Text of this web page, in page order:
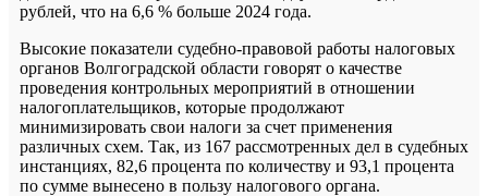
рублей, что на 6,6 % больше 2024 года.
Высокие показатели судебно-правовой работы налоговых
органов Волгоградской области говорят о качестве
проведения контрольных мероприятий в отношении
налогоплательщиков, которые продолжают
минимизировать свои налоги за счет применения
различных схем. Так, из 167 рассмотренных дел в судебных
инстанциях, 82,6 процента по количеству и 93,1 процента
по сумме вынесено в пользу налогового органа.